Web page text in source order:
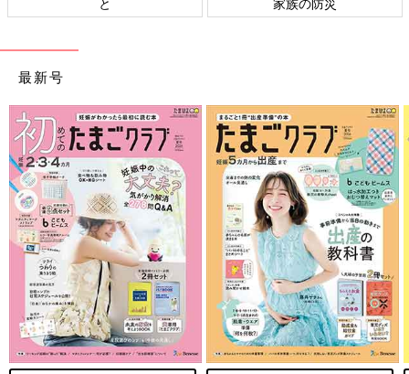
と
家族の防災
最新号